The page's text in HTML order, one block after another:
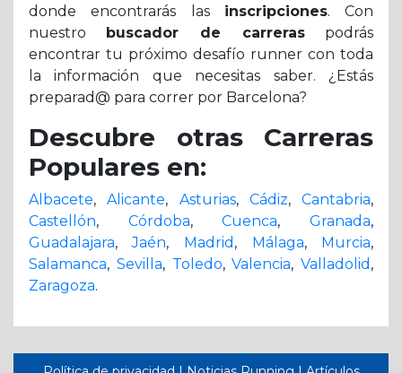
donde encontrarás las inscripciones. Con
nuestro buscador de carreraspodrás
encontrar tu próximo desafío runner con toda
la información que necesitas saber. ¿Estás
preparad@ para correr por Barcelona?
Descubre otras Carreras
Populares en:
Albacete,Alicante, Asturias, Cádiz,Cantabria,
Castellón, Córdoba,Cuenca,Granada,
Guadalajara,Jaén, Madrid , Málaga, Murcia,
Salamanca, Sevilla, Toledo,Valencia,Valladolid ,
Zaragoza.